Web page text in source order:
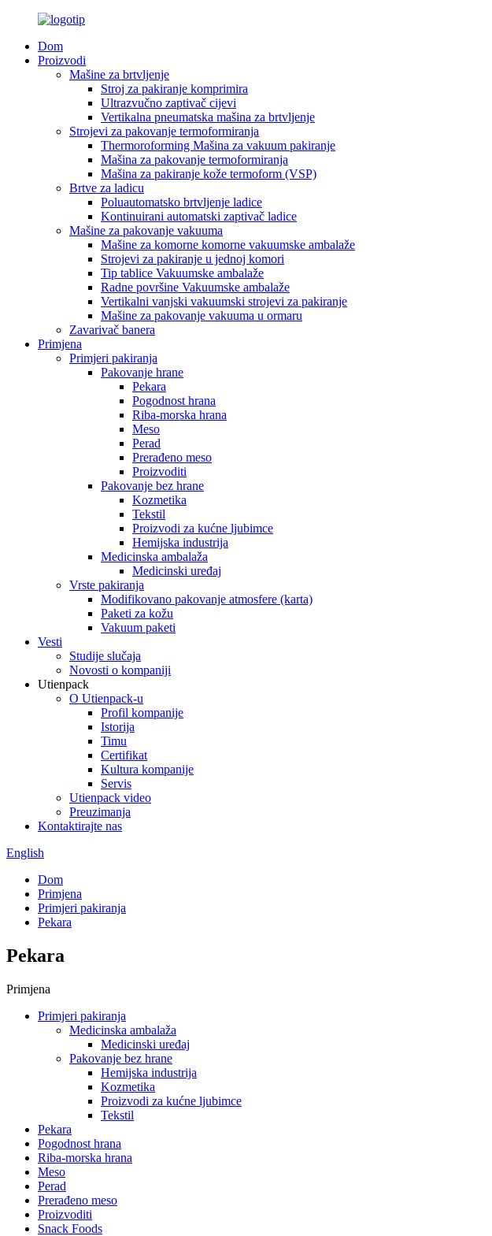
Dom
Proizvodi
Mašine za brtvljenje
Stroj za pakiranje komprimira
Ultrazvučno zaptivač cijevi
Vertikalna pneumatska mašina za brtvljenje
Strojevi za pakovanje termoformiranja
Thermoroforming Mašina za vakuum pakiranje
Mašina za pakovanje termoformiranja
Mašina za pakiranje kože termoform (VSP)
Brtve za ladicu
Poluautomatsko brtvljenje ladice
Kontinuirani automatski zaptivač ladice
Mašine za pakovanje vakuuma
Mašine za komorne komorne vakuumske ambalaže
Strojevi za pakiranje u jednoj komori
Tip tablice Vakuumske ambalaže
Radne površine Vakuumske ambalaže
Vertikalni vanjski vakuumski strojevi za pakiranje
Mašine za pakovanje vakuuma u ormaru
Zavarivač banera
Primjena
Primjeri pakiranja
Pakovanje hrane
Pekara
Pogodnost hrana
Riba-morska hrana
Meso
Perad
Prerađeno meso
Proizvoditi
Pakovanje bez hrane
Kozmetika
Tekstil
Proizvodi za kućne ljubimce
Hemijska industrija
Medicinska ambalaža
Medicinski uređaj
Vrste pakiranja
Modifikovano pakovanje atmosfere (karta)
Paketi za kožu
Vakuum paketi
Vesti
Studije slučaja
Novosti o kompaniji
Utienpack
O Utienpack-u
Profil kompanije
Istorija
Timu
Certifikat
Kultura kompanije
Servis
Utienpack video
Preuzimanja
Kontaktirajte nas
English
Dom
Primjena
Primjeri pakiranja
Pekara
Pekara
Primjena
Primjeri pakiranja
Medicinska ambalaža
Medicinski uređaj
Pakovanje bez hrane
Hemijska industrija
Kozmetika
Proizvodi za kućne ljubimce
Tekstil
Pekara
Pogodnost hrana
Riba-morska hrana
Meso
Perad
Prerađeno meso
Proizvoditi
Snack Foods